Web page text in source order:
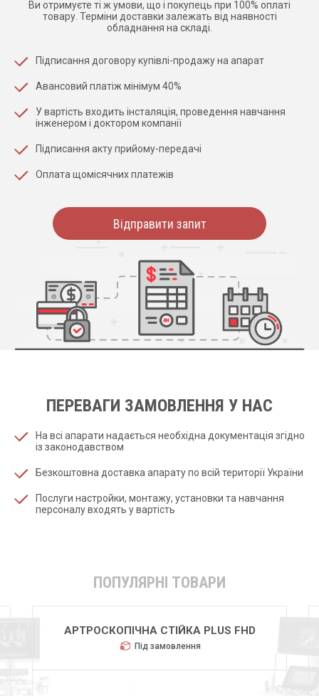
Ви отримуєте ті ж умови, що і покупець при 100% оплаті
товару. Терміни доставки залежать від наявності
обладнання на складі.
Підписання договору купівлі-продажу на апарат
Авансовий платіж мінімум 40%
У вартість входить інсталяція, проведення навчання
інженером і доктором компанії
Підписання акту прийому-передачі
Оплата щомісячних платежів
Відправити запит
ПЕРЕВАГИ ЗАМОВЛЕННЯ У НАС
На всі апарати надається необхідна документація згідно
із законодавством
Безкоштовна доставка апарату по всій території України
Послуги настройки, монтажу, установки та навчання
персоналу входять у вартість
ПОПУЛЯРНІ ТОВАРИ
HUGER 2600
Під замовлення